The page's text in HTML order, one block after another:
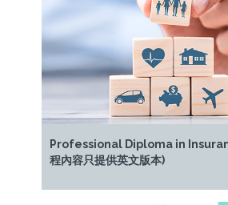
Professional Diploma in
程內容只提供英文版本)